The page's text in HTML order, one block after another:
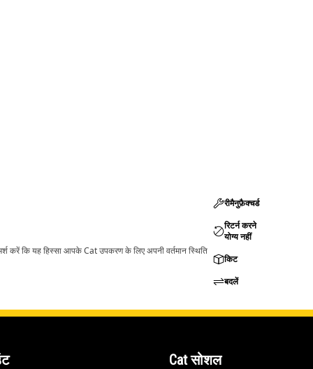
करें कि यह हिस्सा आपके Cat उपकरण के लिए अपनी वर्तमान स्थिति
रीमैनुफ़ैक्चर्ड
रिटर्न करने
योग्य नहीं
किट
बदलें
Cat सोशल